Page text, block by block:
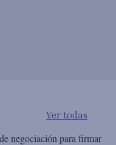
Ver todas
negociación para firmar